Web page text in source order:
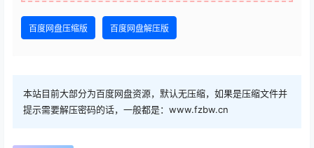
百度网盘压缩版 百度网盘解压版
本站目前大部分为百度网盘资源，默认无压缩，如果是压缩文件并
提示需要解压密码的话，一般都是：www.fzbw.cn